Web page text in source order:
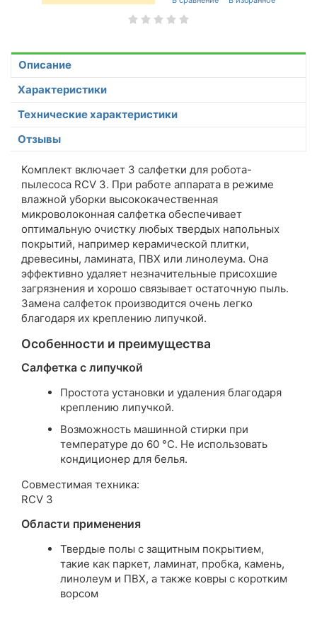
Описание
Характеристики
Технические характеристики
Отзывы
Комплект включает 3 салфетки для робота-
пылесоса RCV 3. При работе аппарата в режиме
влажной уборки высококачественная
микроволоконная салфетка обеспечивает
оптимальную очистку любых твердых напольных
покрытий, например керамической плитки,
древесины, ламината, ПВХ или линолеума. Она
эффективно удаляет незначительные присохшие
загрязнения и хорошо связывает остаточную пыль.
Замена салфеток производится очень легко
благодаря их креплению липучкой.
Особенности и преимущества
Салфетка с липучкой
Простота установки и удаления благодаря
креплению липучкой.
Возможность машинной стирки при
температуре до 60 °C. Не использовать
кондиционер для белья.
Совместимая техника:
RCV 3
Области применения
Твердые полы с защитным покрытием,
такие как паркет, ламинат, пробка, камень,
линолеум и ПВХ, а также ковры с коротким
ворсом